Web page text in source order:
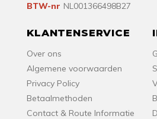
BTW-nr NL001366498B27
KLANTENSERVICE
Over ons
Algemene voorwaarden
Privacy Policy
Betaalmethoden
Contact & Route Informatie